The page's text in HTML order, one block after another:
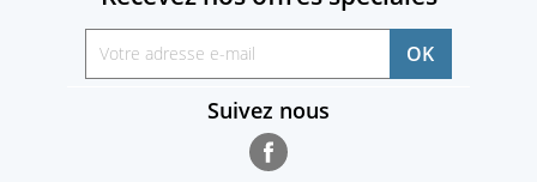
Suivez nous